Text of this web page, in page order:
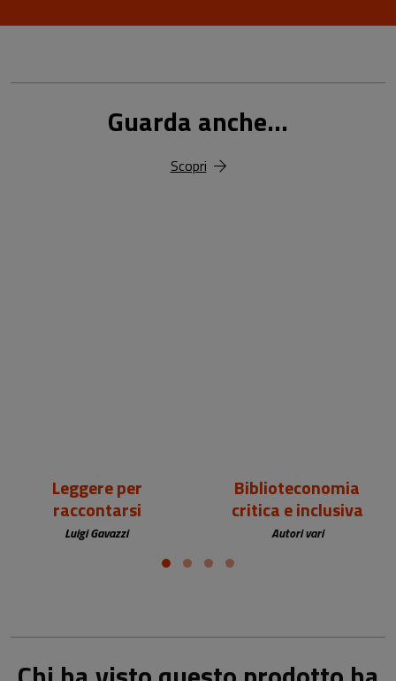
Guarda anche...
Scopri
Leggere per
raccontarsi
Luigi Gavazzi
Biblioteconomia
critica e inclusiva
Autori vari